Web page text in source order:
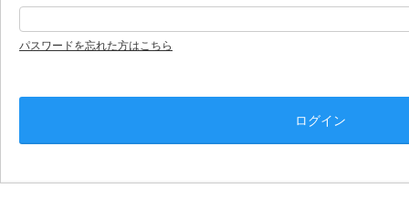
パスワードを忘れた方はこちら